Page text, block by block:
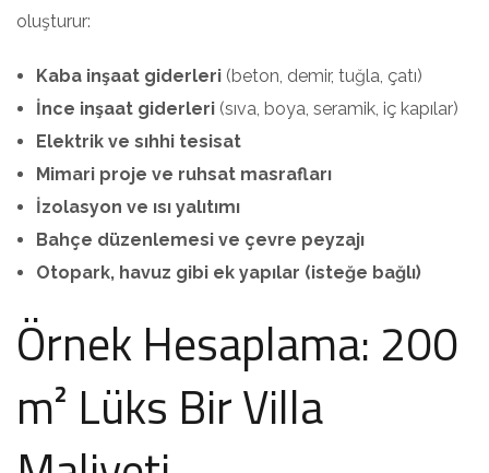
oluşturur:
Kaba inşaat giderleri (beton, demir, tuğla, çatı)
İnce inşaat giderleri (sıva, boya, seramik, iç kapılar)
Elektrik ve sıhhi tesisat
Mimari proje ve ruhsat masrafları
İzolasyon ve ısı yalıtımı
Bahçe düzenlemesi ve çevre peyzajı
Otopark, havuz gibi ek yapılar (isteğe bağlı)
Örnek Hesaplama: 200
m² Lüks Bir Villa